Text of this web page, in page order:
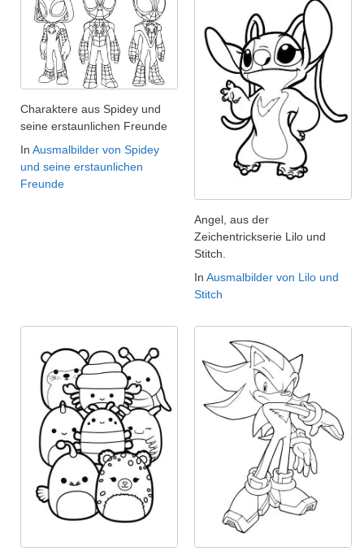
Charaktere aus Spidey und
seine erstaunlichen Freunde
In Ausmalbilder von Spidey
und seine erstaunlichen
Freunde
Angel, aus der
Zeichentrickserie Lilo und
Stitch.
In Ausmalbilder von Lilo und
Stitch